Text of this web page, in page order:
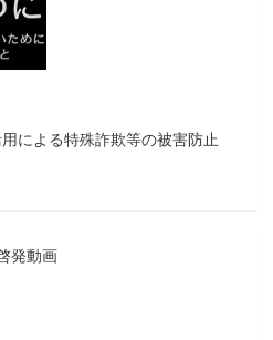
による特殊詐欺等の被害防止
発動画